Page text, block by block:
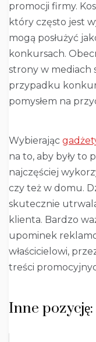
promocji firmy.
który często jest
mogą posłużyć
konkursach.
strony w mediach
przypadku
pomysłem na
Wybierając
na to, aby były to
najczęściej
czy też w domu.
skutecznie
klienta. Bardzo
upominek
właścicielowi,
treści
Inne pozycję: